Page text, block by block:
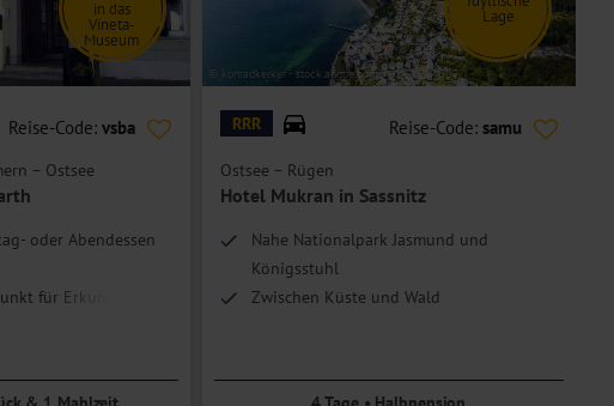
in das
Vineta-
Museum
Reise-Code: vsba
– Ostsee
oder Abendessen
für Erkundungen
© konradkerker - stock.adobe.com
Lage
RRR Reise-Code: samu
Ostsee – Rügen
Hotel Mukran in Sassnitz
Nahe Nationalpark Jasmund und
Königsstuhl
Zwischen Küste und Wald